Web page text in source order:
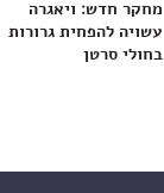
מחקר חדש: ויאגרה
עשויה להפחית גרורות
בחולי סרטן